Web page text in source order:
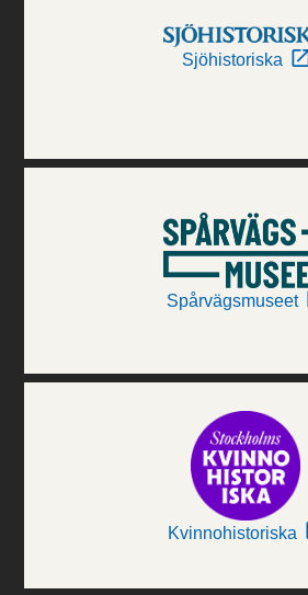
Sjöhistoriska
Spårvägsmuseet
Kvinnohistoriska